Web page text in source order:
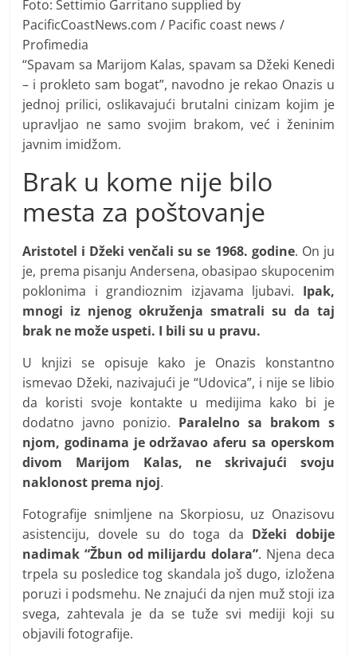
Foto: Settimio Garritano supplied by
PacificCoastNews.com / Pacific coast news /
Profimedia
“Spavam sa Marijom Kalas, spavam sa Džeki Kenedi
– i prokleto sam bogat”, navodno je rekao Onazis u
jednoj prilici, oslikavajući brutalni cinizam kojim je
upravljao ne samo svojim brakom, već i ženinim
javnim imidžom.
Brak u kome nije bilo
mesta za poštovanje
Aristotel i Džeki venčali su se 1968. godine. On ju
je, prema pisanju Andersena, obasipao skupocenim
poklonima i grandioznim izjavama ljubavi. Ipak,
mnogi iz njenog okruženja smatrali su da taj
brak ne može uspeti. I bili su u pravu.
U knjizi se opisuje kako je Onazis konstantno
ismevao Džeki, nazivajući je “Udovica”, i nije se libio
da koristi svoje kontakte u medijima kako bi je
dodatno javno ponizio. Paralelno sa brakom s
njom, godinama je održavao aferu sa operskom
divom Marijom Kalas, ne skrivajući svoju
naklonost prema njoj.
Fotografije snimljene na Skorpiosu, uz Onazisovu
asistenciju, dovele su do toga da Džeki dobije
nadimak “Žbun od milijardu dolara”. Njena deca
trpela su posledice tog skandala još dugo, izložena
poruzi i podsmehu. Ne znajući da njen muž stoji iza
svega, zahtevala je da se tuže svi mediji koji su
objavili fotografije.